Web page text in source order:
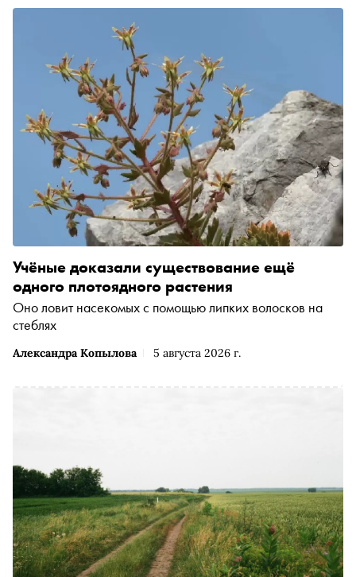
Александра Копылова 5 августа 2026 г.
Учёные доказали существование ещё
одного плотоядного растения
Оно ловит насекомых с помощью липких волосков на
стеблях